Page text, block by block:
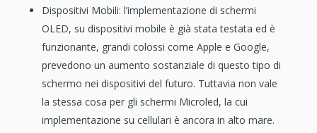
Dispositivi Mobili: l’implementazione di schermi
OLED, su dispositivi mobile è già stata testata ed è
funzionante, grandi colossi come Apple e Google,
prevedono un aumento sostanziale di questo tipo di
schermo nei dispositivi del futuro. Tuttavia non vale
la stessa cosa per gli schermi Microled, la cui
implementazione su cellulari è ancora in alto mare.